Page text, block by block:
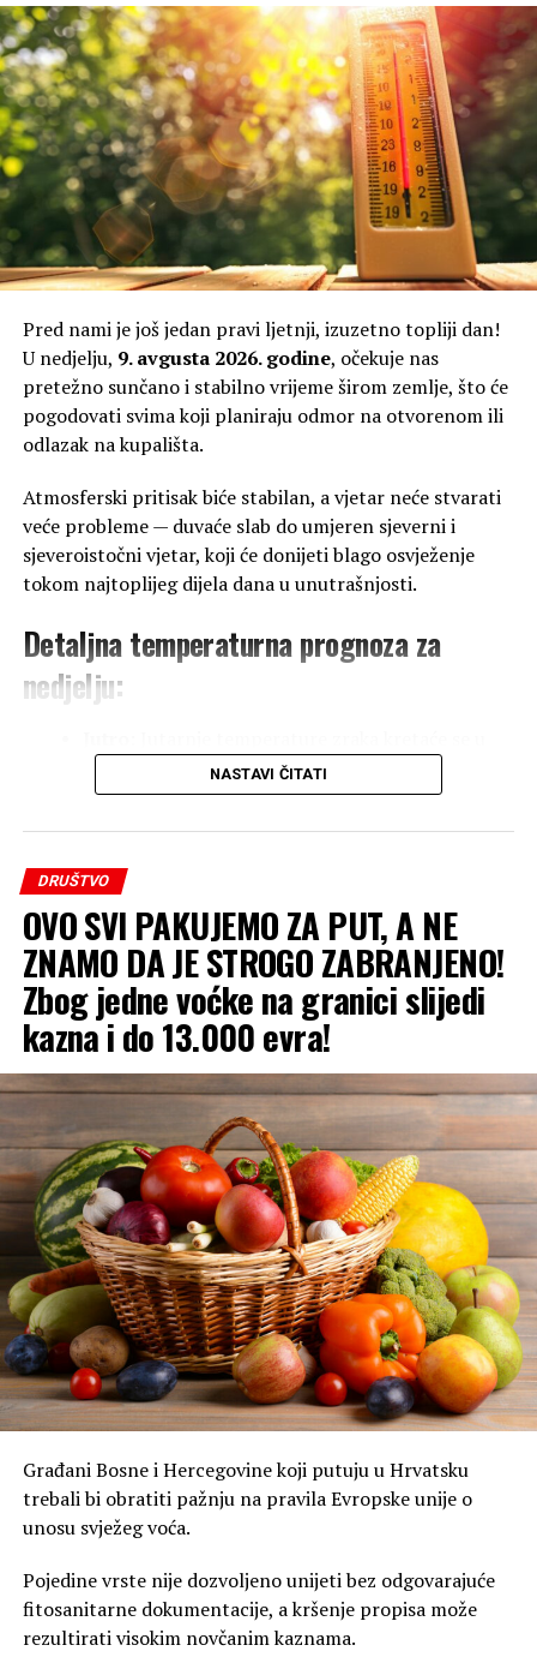
dana u pojedinim krajevima dostizati 40 stepeni.
Pred nami je još jedan pravi ljetnji, izuzetno topliji dan!
U nedjelju, 9. avgusta 2026. godine, očekuje nas
pretežno sunčano i stabilno vrijeme širom zemlje, što će
pogodovati svima koji planiraju odmor na otvorenom ili
odlazak na kupališta.
Atmosferski pritisak biće stabilan, a vjetar neće stvarati
veće probleme — duvaće slab do umjeren sjeverni i
sjeveroistočni vjetar, koji će donijeti blago osvježenje
tokom najtoplijeg dijela dana u unutrašnjosti.
Detaljna temperaturna prognoza za
nedjelju:
16 do 22 °C, dok će na jugu zemlje
jutro biti znatno toplije, sa temperaturama oko
26 °C.
Dan:Tokom dana očekuje se brz porast
temperature. Najviša dnevna temperatura zraka
u većini krajeva kretaće se od27 do 33 °C.
Jug zemlje:Na samom jugu očekuje nas pravi
tropski dan, gdje će živa u termometru dostizati i
ekstremnih39 °C!
NASTAVI ČITATI
DRUŠTVO
OVO SVI PAKUJEMO ZA PUT, A NE
ZNAMO DA JE STROGO ZABRANJENO!
Zbog jedne voćke na granici slijedi
kazna i do 13.000 evra!
Građani Bosne i Hercegovine koji putuju u Hrvatsku
trebali bi obratiti pažnju na pravila Evropske unije o
unosu svježeg voća.
Pojedine vrste nije dozvoljeno unijeti bez odgovarajuće
fitosanitarne dokumentacije, a kršenje propisa može
rezultirati visokim novčanim kaznama.